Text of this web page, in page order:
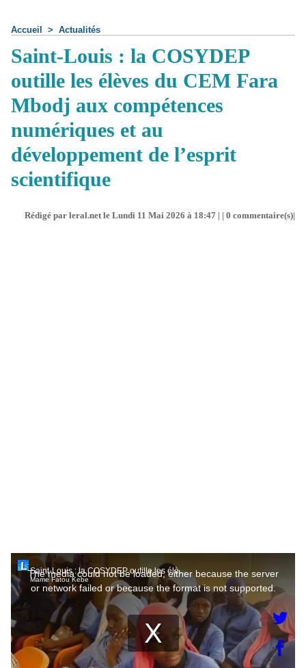
Accueil > Actualités
Saint-Louis : la COSYDEP
outille les élèves du CEM Fara
Mbodj aux compétences
numériques et au
développement de l’esprit
scientifique
Rédigé par leral.net le Lundi 11 Mai 2026 à 18:47 | | 0 commentaire(s)|